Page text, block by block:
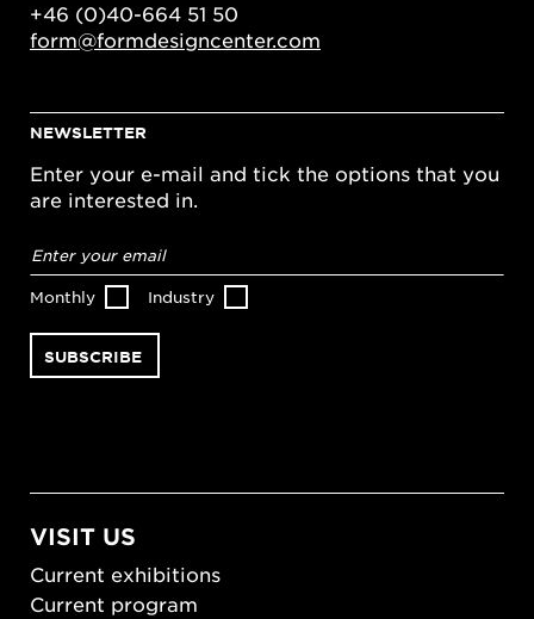
+46 (0)40-664 51 50
form@formdesigncenter.com
NEWSLETTER
Enter your e-mail and tick the options that you
are interested in.
address*
Monthly Industry
VISIT US
Current exhibitions
Current program